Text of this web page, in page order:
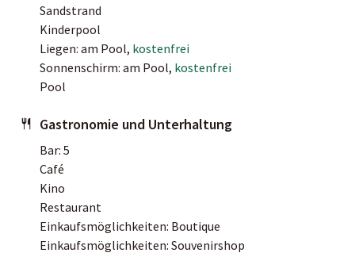
Sandstrand
Kinderpool
Liegen: am Pool, kostenfrei
Sonnenschirm: am Pool, kostenfrei
Pool
Gastronomie und Unterhaltung
Bar: 5
Café
Kino
Restaurant
Einkaufsmöglichkeiten: Boutique
Einkaufsmöglichkeiten: Souvenirshop